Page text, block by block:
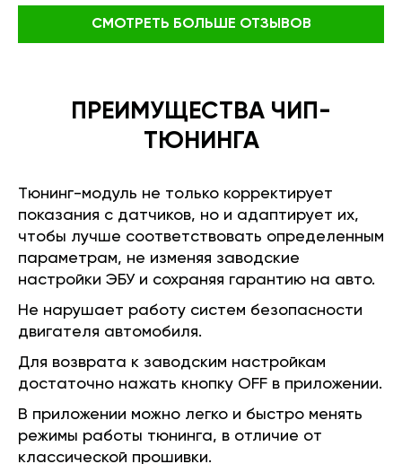
СМОТРЕТЬ БОЛЬШЕ ОТЗЫВОВ
ПРЕИМУЩЕСТВА ЧИП-
ТЮНИНГА
Тюнинг-модуль не только корректирует
показания с датчиков, но и адаптирует их,
чтобы лучше соответствовать определенным
параметрам, не изменяя заводские
настройки ЭБУ и сохраняя гарантию на авто.
Не нарушает работу систем безопасности
двигателя автомобиля.
Для возврата к заводским настройкам
достаточно нажать кнопку OFF в приложении.
В приложении можно легко и быстро менять
режимы работы тюнинга, в отличие от
классической прошивки.